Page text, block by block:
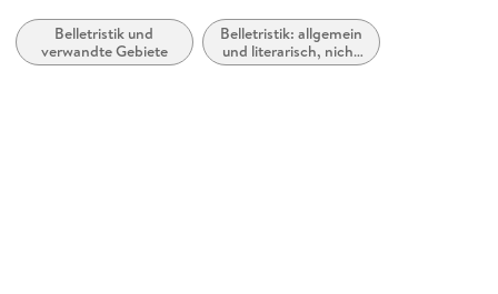
Family Sharing
Ja
Belletristik und
verwandte Gebiete
Belletristik: allgemein
und literarisch, nicht
nach Genre